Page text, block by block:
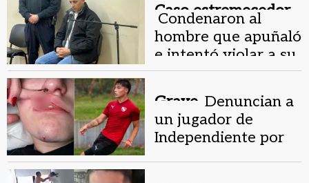
Caso estremecedor.
Condenaron al
hombre que apuñaló
e intentó violar a su
ex pareja
Grave. Denuncian a
un jugador de
Independiente por